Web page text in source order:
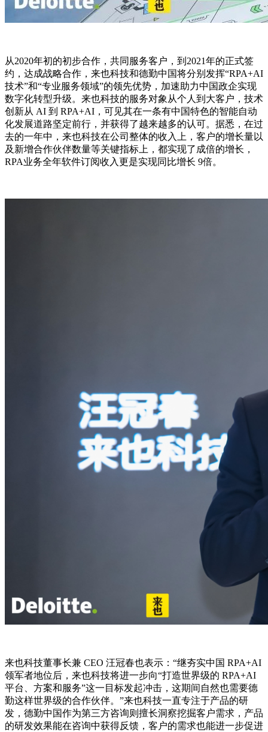
从2020年初的初步合作，共同服务客户，到2021年的正式签
约，达成战略合作，来也科技和德勤中国将分别发挥“RPA+AI
技术”和“专业服务领域”的领先优势，加速助力中国政企实现
数字化转型升级。来也科技的服务对象从个人到大客户，技术
创新从 AI 到 RPA+AI，可见其在一条有中国特色的智能自动
化发展道路坚定前行，并获得了越来越多的认可。据悉，在过
去的一年中，来也科技在公司整体的收入上，客户的增长量以
及新增合作伙伴数量等关键指标上，都实现了成倍的增长，
RPA业务全年软件订阅收入更是实现同比增长 9倍。
来也科技董事长兼 CEO 汪冠春也表示：“继夯实中国 RPA+AI
领军者地位后，来也科技将进一步向“打造世界级的 RPA+AI
平台、方案和服务”这一目标发起冲击，这期间自然也需要德
勤这样世界级的合作伙伴。”来也科技一直专注于产品的研
发，德勤中国作为第三方咨询则擅长洞察挖掘客户需求，产品
的研发效果能在咨询中获得反馈，客户的需求也能进一步促进